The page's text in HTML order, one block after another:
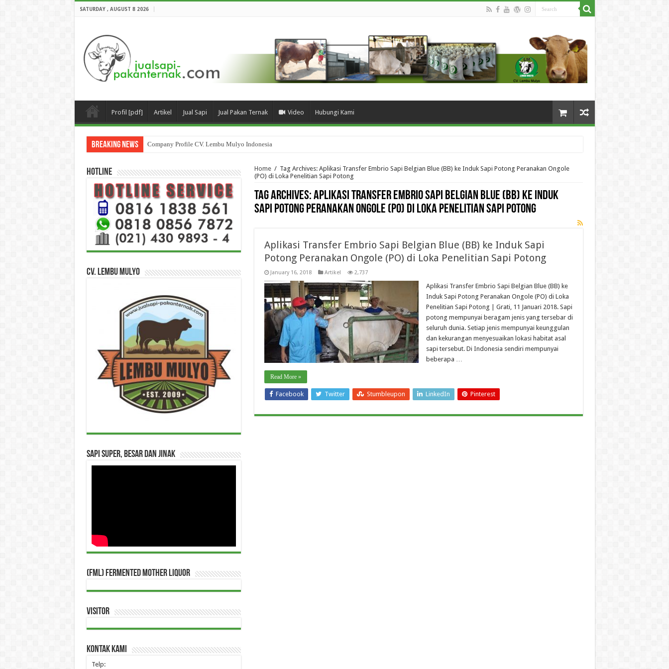
SATURDAY , AUGUST 8 2026
Profil [pdf] Artikel Jual Sapi Jual Pakan Ternak Video Hubungi Kami
Breaking News Company Profile CV. Lembu Mulyo Indonesia
Home / Tag Archives: Aplikasi Transfer Embrio Sapi Belgian Blue (BB) ke Induk Sapi Potong Peranakan Ongole
(PO) di Loka Penelitian Sapi Potong
Tag Archives:Aplikasi Transfer Embrio Sapi Belgian Blue (BB) ke Induk
Sapi Potong Peranakan Ongole (PO) di Loka Penelitian Sapi Potong
Aplikasi Transfer Embrio Sapi Belgian Blue (BB) ke Induk Sapi
Potong Peranakan Ongole (PO) di Loka Penelitian Sapi Potong
January 16, 2018 Artikel 2,737
Aplikasi Transfer Embrio Sapi Belgian Blue (BB) ke
Induk Sapi Potong Peranakan Ongole (PO) di Loka
Penelitian Sapi Potong | Grati, 11 Januari 2018. Sapi
potong mempunyai beragam jenis yang tersebar di
seluruh dunia. Setiap jenis mempunyai keunggulan
dan kekurangan menyesuaikan lokasi habitat asal
sapi tersebut. Di Indonesia sendiri mempunyai
beberapa …
Read More »
Facebook Twitter Stumbleupon LinkedIn Pinterest
HOTLINE
CV. Lembu Mulyo
Sapi Super, Besar dan Jinak
(FML) Fermented Mother Liquor
Visitor
Kontak Kami
Telp: